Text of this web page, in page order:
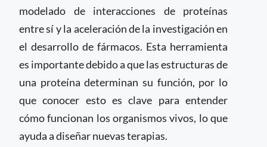
modelado de interacciones de proteínas
entre sí y la aceleración de la investigación en
el desarrollo de fármacos. Esta herramienta
es importante debido a que las estructuras de
una proteína determinan su función, por lo
que conocer esto es clave para entender
cómo funcionan los organismos vivos, lo que
ayuda a diseñar nuevas terapias.